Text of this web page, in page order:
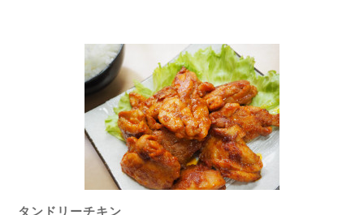
タンドリーチキン